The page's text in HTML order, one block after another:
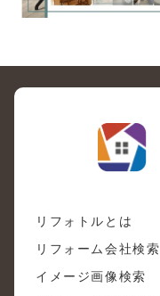
リフォトルとは
リフォーム会社検索
イメージ画像検索